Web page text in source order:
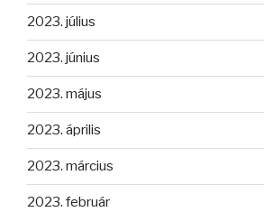
2023. július
2023. június
2023. május
2023. április
2023. március
2023. február